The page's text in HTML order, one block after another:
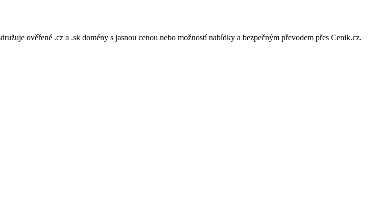
ověřené .cz a .sk domény s jasnou cenou nebo možností nabídky a bezpečným převodem přes Cenik.cz.